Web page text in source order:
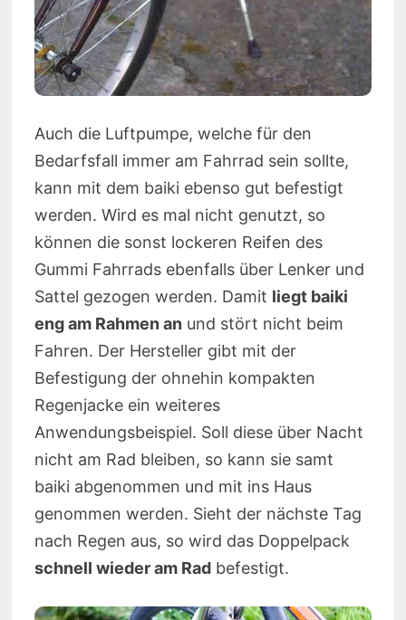
Auch die Luftpumpe, welche für den
Bedarfsfall immer am Fahrrad sein sollte,
kann mit dem baiki ebenso gut befestigt
werden. Wird es mal nicht genutzt, so
können die sonst lockeren Reifen des
Gummi Fahrrads ebenfalls über Lenker und
Sattel gezogen werden. Damit liegt baiki
eng am Rahmen an und stört nicht beim
Fahren. Der Hersteller gibt mit der
Befestigung der ohnehin kompakten
Regenjacke ein weiteres
Anwendungsbeispiel. Soll diese über Nacht
nicht am Rad bleiben, so kann sie samt
baiki abgenommen und mit ins Haus
genommen werden. Sieht der nächste Tag
nach Regen aus, so wird das Doppelpack
schnell wieder am Radbefestigt.